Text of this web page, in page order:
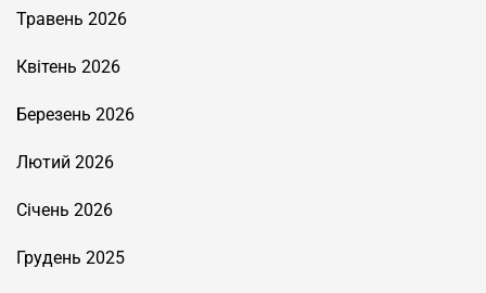
Травень 2026
Квітень 2026
Березень 2026
Лютий 2026
Січень 2026
Грудень 2025